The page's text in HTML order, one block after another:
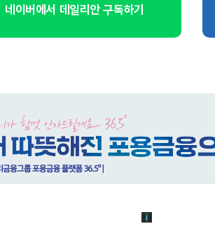
네이버에서 데일리안 구독하기